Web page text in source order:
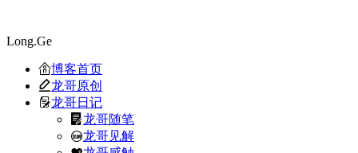
Long.Ge
博客首页
龙哥原创
龙哥日记
龙哥随笔
龙哥见解